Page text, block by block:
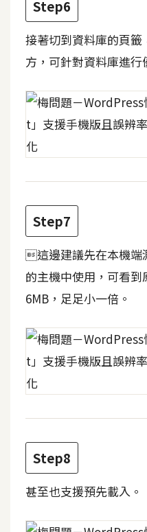
流
物
流
架
機
與
域
S
E
O
工
具
免
費
間
網
頁
設
Step6
接著切到資料庫的頁
方，可針對資料庫進行
Step7
這邊建議先在本機端
的主機中使用，可看到
6MB，足足小一倍。
Step8
甚至也支援預先載入。